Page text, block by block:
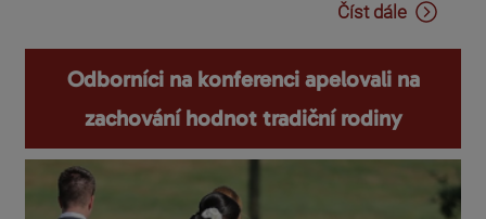
Číst dále
Odborníci na konferenci apelovali na
zachování hodnot tradiční rodiny